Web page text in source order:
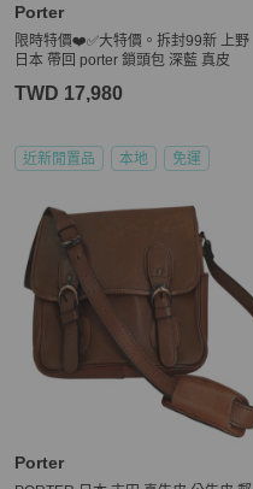
Porter
限時特價❤️✅大特價。拆封99新 上野
日本 帶回 porter 鎖頭包 深藍 真皮
TWD 17,980
近新閒置品 本地 免運
Porter